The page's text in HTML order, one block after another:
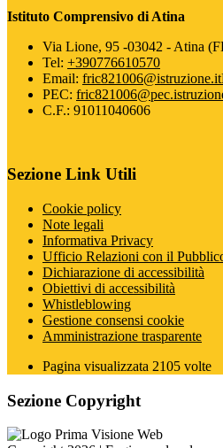
Istituto Comprensivo di Atina
Via Lione, 95 -03042 - Atina
Tel: +390776610570
Email: fric821006@istruzione.it
PEC:
C.F.: 91011040606
Sezione Link Utili
Cookie policy
Note legali
Informativa Privacy
Ufficio Relazioni con il
Dichiarazione di accessibilità
Obiettivi di accessibilità
Whistleblowing
Gestione consensi cookie
Amministrazione trasparente
Pagina visualizzata 2105 volte
Sezione Copyright